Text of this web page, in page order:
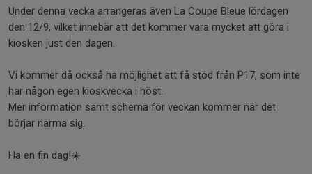
Under denna vecka arrangeras även La Coupe Bleue lördagen
den 12/9, vilket innebär att det kommer vara mycket att göra i
kiosken just den dagen.
Vi kommer då också ha möjlighet att få stöd från P17, som inte
har någon egen kioskvecka i höst.
Mer information samt schema för veckan kommer när det
börjar närma sig.
Ha en fin dag!☀️